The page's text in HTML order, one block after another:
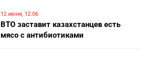
12 июня, 12:06
ВТО заставит казахстанцев есть
мясо с антибиотиками